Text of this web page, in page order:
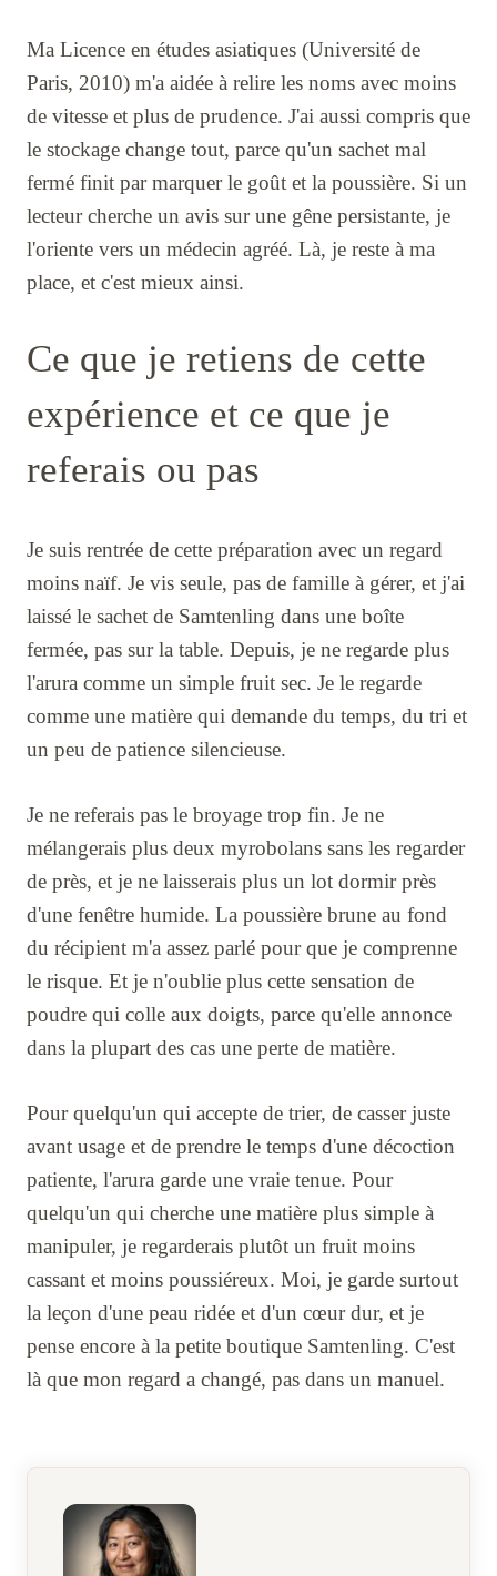
Ma Licence en études asiatiques (Université de
Paris, 2010) m'a aidée à relire les noms avec moins
de vitesse et plus de prudence. J'ai aussi compris que
le stockage change tout, parce qu'un sachet mal
fermé finit par marquer le goût et la poussière. Si un
lecteur cherche un avis sur une gêne persistante, je
l'oriente vers un médecin agréé. Là, je reste à ma
place, et c'est mieux ainsi.
Ce que je retiens de cette
expérience et ce que je
referais ou pas
Je suis rentrée de cette préparation avec un regard
moins naïf. Je vis seule, pas de famille à gérer, et j'ai
laissé le sachet de Samtenling dans une boîte
fermée, pas sur la table. Depuis, je ne regarde plus
l'arura comme un simple fruit sec. Je le regarde
comme une matière qui demande du temps, du tri et
un peu de patience silencieuse.
Je ne referais pas le broyage trop fin. Je ne
mélangerais plus deux myrobolans sans les regarder
de près, et je ne laisserais plus un lot dormir près
d'une fenêtre humide. La poussière brune au fond
du récipient m'a assez parlé pour que je comprenne
le risque. Et je n'oublie plus cette sensation de
poudre qui colle aux doigts, parce qu'elle annonce
dans la plupart des cas une perte de matière.
Pour quelqu'un qui accepte de trier, de casser juste
avant usage et de prendre le temps d'une décoction
patiente, l'arura garde une vraie tenue. Pour
quelqu'un qui cherche une matière plus simple à
manipuler, je regarderais plutôt un fruit moins
cassant et moins poussiéreux. Moi, je garde surtout
la leçon d'une peau ridée et d'un cœur dur, et je
pense encore à la petite boutique Samtenling. C'est
là que mon regard a changé, pas dans un manuel.